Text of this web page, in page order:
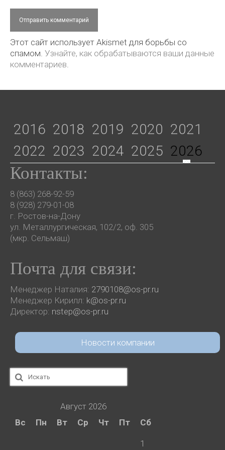
Этот сайт использует Akismet для борьбы со
спамом. Узнайте, как обрабатываются ваши данные
комментариев
2016 2018 2019 2020 2021
2022 2023 2024 2025 2026
Контакты:
8 (863) 268-92-59
8 (928) 279-01-08
г. Ростов-на-Дону
ул. Металлургическая, 102/2, оф. 305
(мкр. Сельмаш)
Почта для связи:
Менеджер Наталия: 2790108@os-pr.ru
Менеджер Кирилл: k@os-pr.ru
Директор: nstep@os-pr.ru
Новости компании
Искать:
Август 2026
Вс
Пн Вт Ср Чт Пт Сб
1